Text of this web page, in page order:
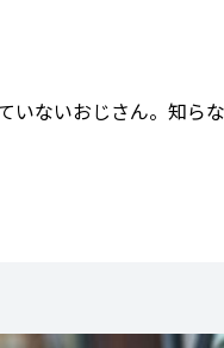
いないおじさん。知ら